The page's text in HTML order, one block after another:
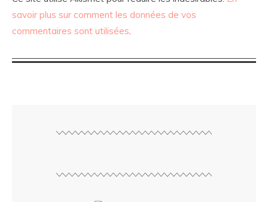
savoir plus sur comment les données de vos
commentaires sont utilisées.